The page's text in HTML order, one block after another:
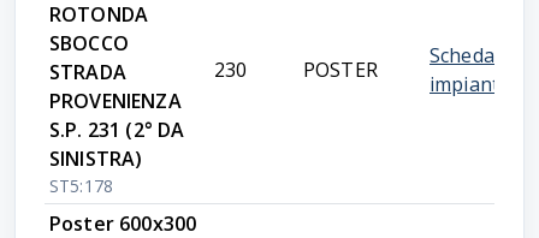
ROTONDA
SBOCCO
STRADA
PROVENIENZA
S.P. 231 (2° DA
SINISTRA)
ST5:178
230 POSTER
Scheda
impianto
Poster 600x300